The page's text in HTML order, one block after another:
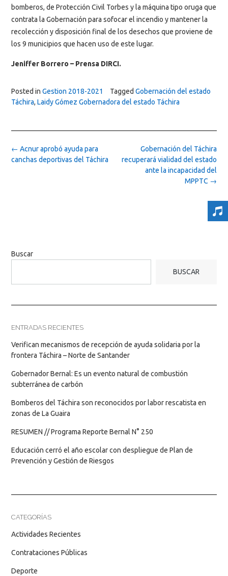
bomberos, de Protección Civil Torbes y la máquina tipo oruga que
contrata la Gobernación para sofocar el incendio y mantener la
recolección y disposición final de los desechos que proviene de
los 9 municipios que hacen uso de este lugar.
Jeniffer Borrero – Prensa DIRCI.
Posted in Gestion 2018-2021 Tagged Gobernación del estado
Táchira, Laidy Gómez Gobernadora del estado Táchira
Post
navigation
Gobernación del Táchira
recuperará vialidad del estado
ante la incapacidad del
MPPTC →
← Acnur aprobó ayuda para
canchas deportivas del Táchira
Buscar
BUSCAR
ENTRADAS RECIENTES
Verifican mecanismos de recepción de ayuda solidaria por la
frontera Táchira – Norte de Santander
Gobernador Bernal: Es un evento natural de combustión
subterránea de carbón
Bomberos del Táchira son reconocidos por labor rescatista en
zonas de La Guaira
RESUMEN // Programa Reporte Bernal N° 250
Educación cerró el año escolar con despliegue de Plan de
Prevención y Gestión de Riesgos
CATEGORÍAS
Actividades Recientes
Contrataciones Públicas
Deporte